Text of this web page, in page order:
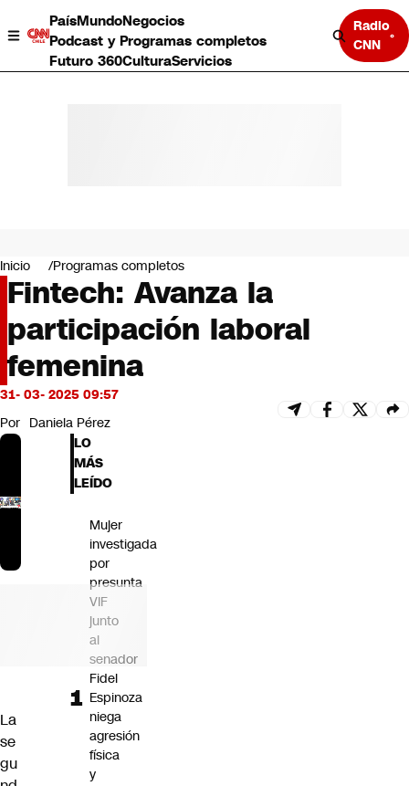
PaísMundoNegocios
Podcast y Programas completos
Futuro 360CulturaServicios
Radio
CNN
Negocios
Deportes
Programas completos
Cultura
Servicios
Bits
CNN tiempo
Futuro 360
Opinión
Inicio Programas completos
Fintech: Avanza la
participación laboral
femenina
31- 03- 2025 09:57
Por Daniela Pérez
La
se
gu
LO
MÁS
LEÍDO
Mujer
investigada
por
presunta
VIF
junto
al
senador
Fidel
Espinoza
niega
agresión
física
y